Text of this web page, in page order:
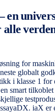
en
for
globalt
i klasse 1 for
smart tilkoblet
iaX er